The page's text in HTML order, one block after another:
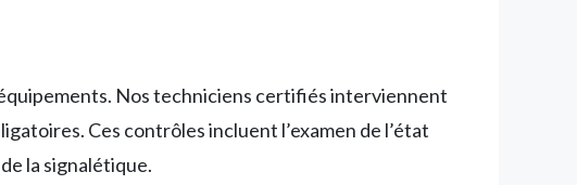
Nos techniciens certifiés interviennent
Ces contrôles incluent l’examen de l’état
la signalétique.